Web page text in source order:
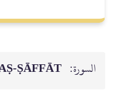
السورة: ṢĀFFĀT